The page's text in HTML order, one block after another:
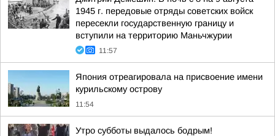
1945 г. передовые отряды советских войск
пересекли государственную границу и
вступили на территорию Маньчжурии
11:57
Япония отреагировала на присвоение имени
курильскому острову
11:54
Утро субботы выдалось бодрым!